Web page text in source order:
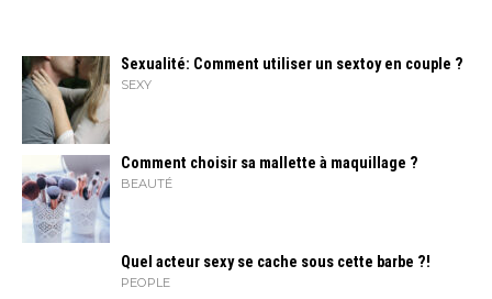
Sexualité: Comment utiliser un sextoy en couple ?
SEXY
Comment choisir sa mallette à maquillage ?
BEAUTÉ
Quel acteur sexy se cache sous cette barbe ?!
PEOPLE